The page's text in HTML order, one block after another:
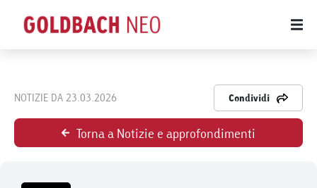
NOTIZIE DA 23.03.2026 Condividi
Torna a Notizie e approfondimenti